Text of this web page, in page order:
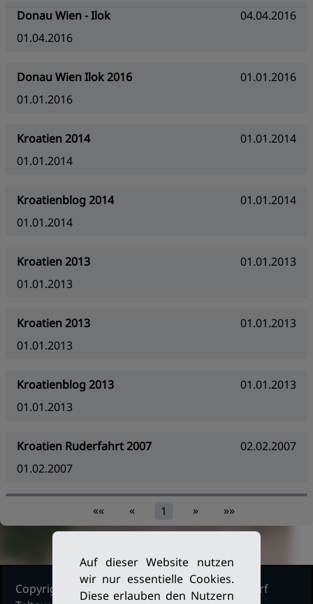
Donau Wien - Ilok
04.04.2016
01.04.2016
Donau Wien Ilok 2016
01.01.2016
01.01.2016
Kroatien 2014
01.01.2014
01.01.2014
Kroatienblog 2014
01.01.2014
01.01.2014
Kroatien 2013
01.01.2013
01.01.2013
Kroatien 2013
01.01.2013
01.01.2013
Kroatienblog 2013
01.01.2013
01.01.2013
Kroatien Ruderfahrt 2007
02.02.2007
01.02.2007
«« « 1 » »»
Copyright Ruderclub Kleinmachnow Stahnsdorf
Auf dieser Website nutzen
wir nur essentielle Cookies.
Diese erlauben den Nutzern